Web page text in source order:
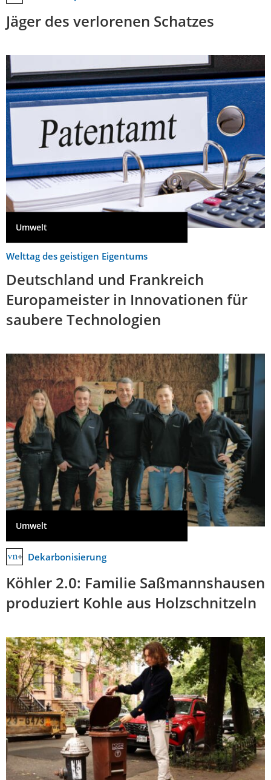
Jäger des verlorenen Schatzes
Umwelt
Welttag des geistigen Eigentums
Deutschland und Frankreich
Europameister in Innovationen für
saubere Technologien
Umwelt
Dekarbonisierung
Köhler 2.0: Familie Saßmannshausen
produziert Kohle aus Holzschnitzeln